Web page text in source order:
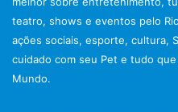
teatro, shows e eventos pelo
ações sociais, esporte, cultura,
cuidado com seu Pet e tudo
Mundo.